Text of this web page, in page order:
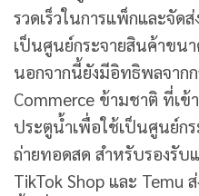
รวดเร็วในการแพ็กและจัด
เป็นศูนย์กระจายสินค้าขน
นอกจากนี้ยังมีอิทธิพลจาก
Commerce ข้ามชาติ ที่เ
ประตูน้ำเพื่อใช้เป็นศูนย์ก
ถ่ายทอดสด สำหรับรองรับ
TikTok Shop และ Temu